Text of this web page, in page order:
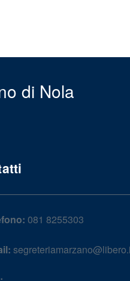
di Nola
081 8255303